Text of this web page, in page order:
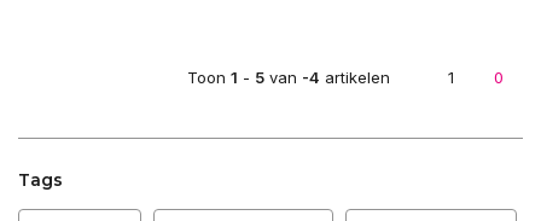
Toon 1 - 5 van -4 artikelen 1 0
Tags